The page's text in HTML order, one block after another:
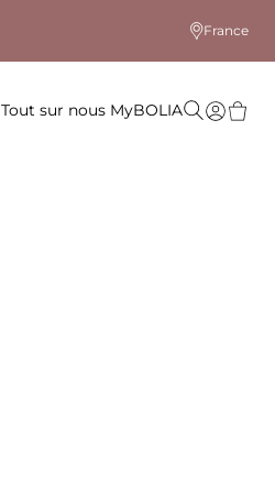
France
Tout sur nous MyBOLIA